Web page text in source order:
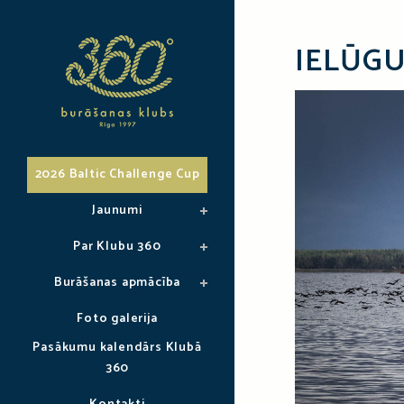
2026 Baltic Challenge Cup
Jaunumi
Par Klubu 360
Burāšanas apmācība
Foto galerija
Pasākumu kalendārs Klubā
360